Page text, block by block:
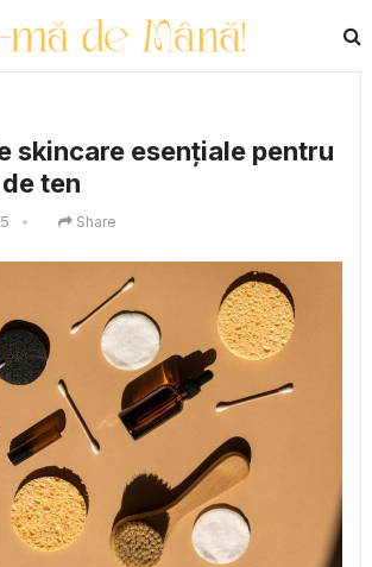
skincare esențiale pentru
ten
• Share